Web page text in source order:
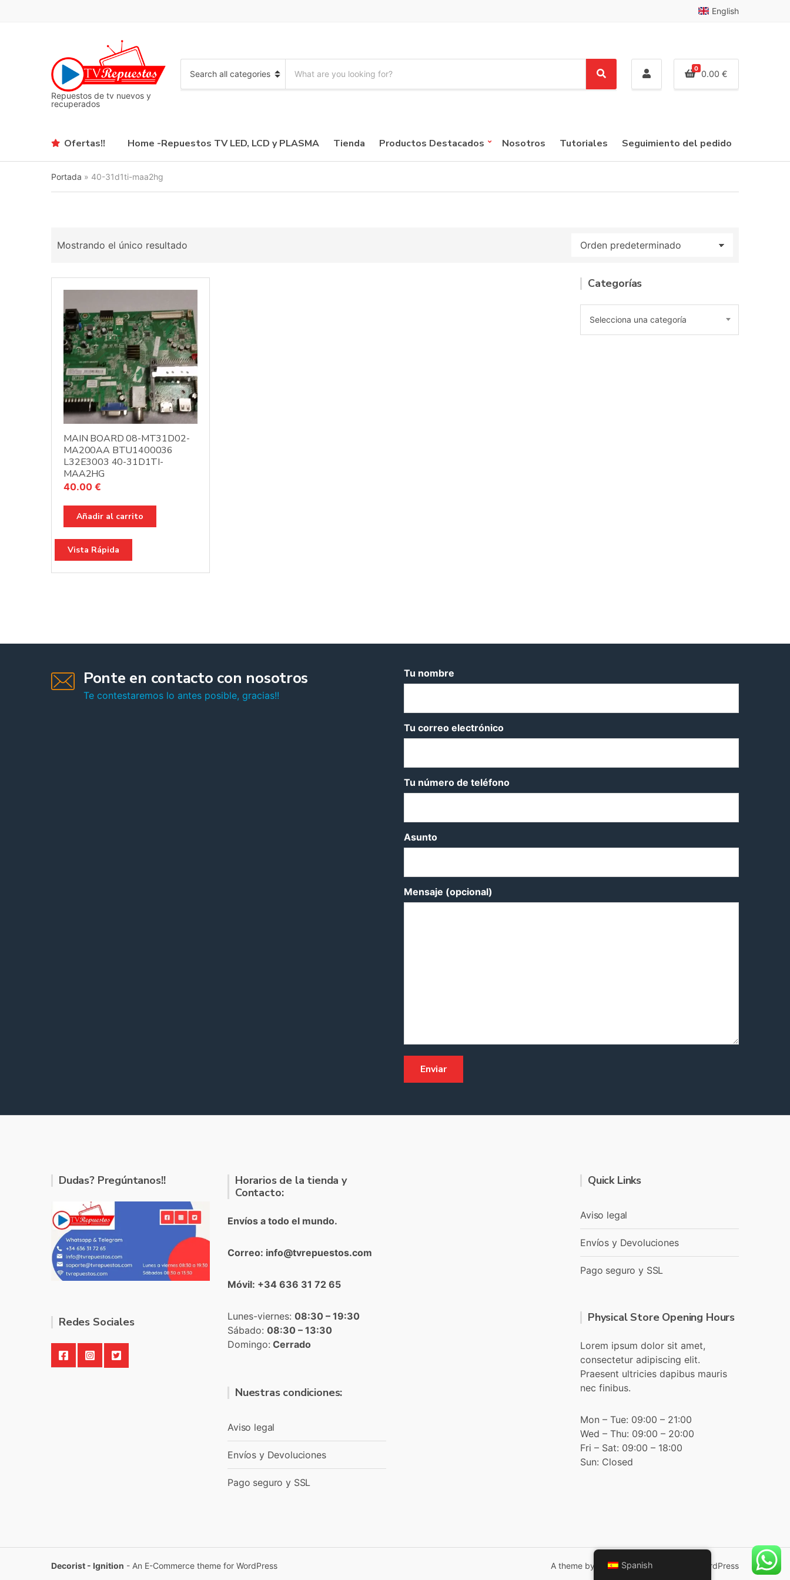
English
Repuestos de tv nuevos y
recuperados
a
r
y
a
r
c
S
e
h
0
0.00 €
Ofertas!! Home -Repuestos TV LED, LCD y PLASMA Tienda Productos Destacados Nosotros Tutoriales Seguimiento del pedido
Portada » 40-31d1ti-maa2hg
Mostrando el único resultado
MAIN BOARD 08-MT31D02-
MA200AA BTU1400036
L32E3003 40-31D1TI-
MAA2HG
40.00 €
Añadir al carrito
Vista Rápida
Categorías
Selecciona una categoría
Ponte en contacto con nosotros
Te contestaremos lo antes posible, gracias!!
Tu nombre
Tu correo electrónico
Tu número de teléfono
Asunto
Mensaje (opcional)
Dudas? Pregúntanos!!
Redes Sociales
Horarios de la tienda y
Contacto:
Envíos a todo el mundo.
Correo: info@tvrepuestos.com
Móvil: +34 636 31 72 65
Lunes-viernes: 08:30 – 19:30
Sábado: 08:30 – 13:30
Domingo: Cerrado
Nuestras condiciones:
Aviso legal
Envíos y Devoluciones
Pago seguro y SSL
Quick Links
Aviso legal
Envíos y Devoluciones
Pago seguro y SSL
Physical Store Opening Hours
Lorem ipsum dolor sit amet,
consectetur adipiscing elit.
Praesent ultricies dapibus mauris
nec finibus.
Mon – Tue: 09:00 – 21:00
Wed – Thu: 09:00 – 20:00
Fri – Sat: 09:00 – 18:00
Sun: Closed
Decorist - Ignition - An E-Commerce theme for WordPress A theme by CSSIgniter- Powered by WordPress
Spanish